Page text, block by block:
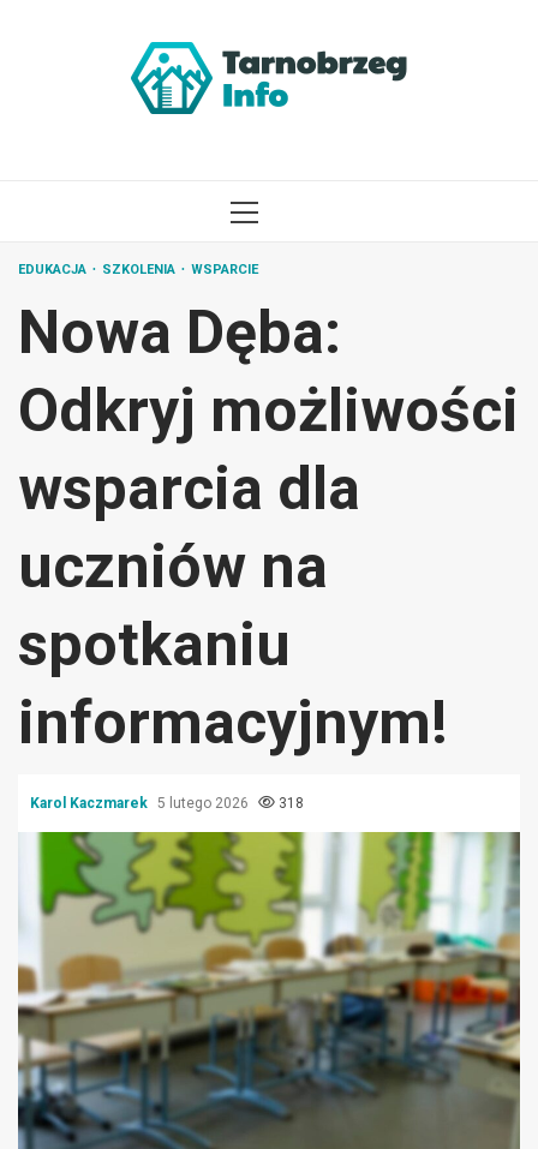
MENU
EDUKACJA SZKOLENIA WSPARCIE
Nowa Dęba:
Odkryj możliwości
wsparcia dla
uczniów na
spotkaniu
informacyjnym!
Karol Kaczmarek 5 lutego 2026 318